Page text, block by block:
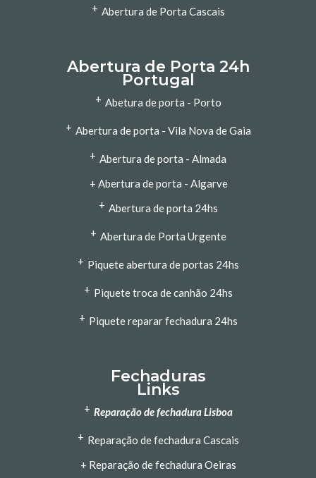
+ Abertura de Porta Cascais
Abertura de Porta 24h
Portugal
+ Abetura de porta - Porto
+ Abertura de porta - Vila Nova de Gaia
+ Abertura de porta - Almada
+ Abertura de porta - Algarve
+ Abertura de porta 24hs
+ Abertura de Porta Urgente
+ Piquete abertura de portas 24hs
+ Piquete troca de canhão 24hs
+ Piquete reparar fechadura 24hs
Fechaduras
‍Links
+ Reparação de fechadura Lisboa
+ Reparação de fechadura Cascais
+ Reparação de fechadura Oeiras